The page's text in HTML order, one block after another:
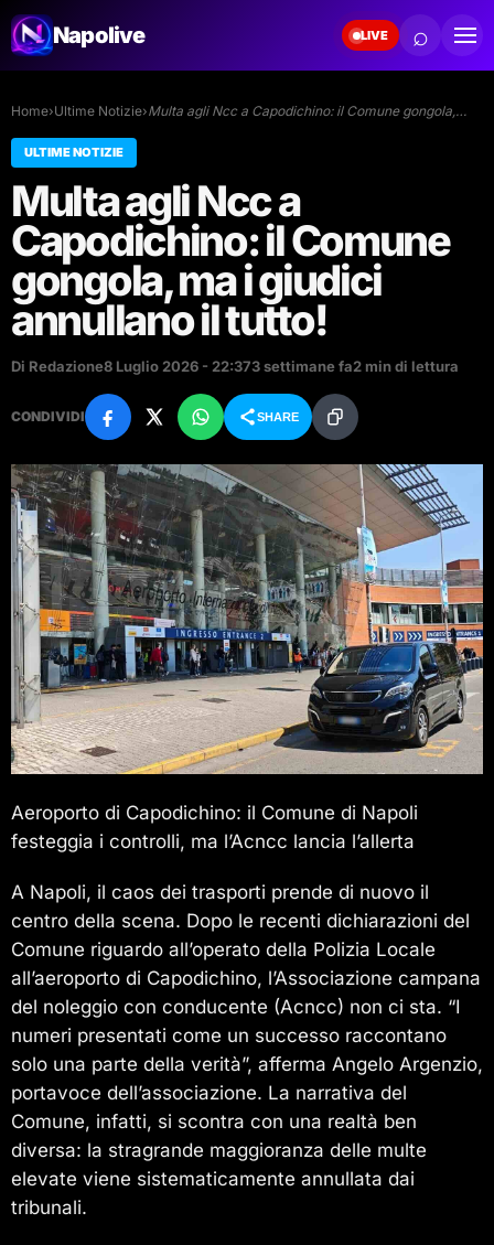
Napolive LIVE ⌕
Home›Ultime Notizie›Multa agli Ncc a Capodichino: il Comune gongola,…
ULTIME NOTIZIE
Multa agli Ncc a
Capodichino: il Comune
gongola, ma i giudici
annullano il tutto!
Di Redazione8 Luglio 2026 - 22:373 settimane fa2 min di lettura
CONDIVIDI SHARE
Aeroporto di Capodichino: il Comune di Napoli
festeggia i controlli, ma l’Acncc lancia l’allerta
A Napoli, il caos dei trasporti prende di nuovo il
centro della scena. Dopo le recenti dichiarazioni del
Comune riguardo all’operato della Polizia Locale
all’aeroporto di Capodichino, l’Associazione campana
del noleggio con conducente (Acncc) non ci sta. “I
numeri presentati come un successo raccontano
solo una parte della verità”, afferma Angelo Argenzio,
portavoce dell’associazione. La narrativa del
Comune, infatti, si scontra con una realtà ben
diversa: la stragrande maggioranza delle multe
elevate viene sistematicamente annullata dai
tribunali.